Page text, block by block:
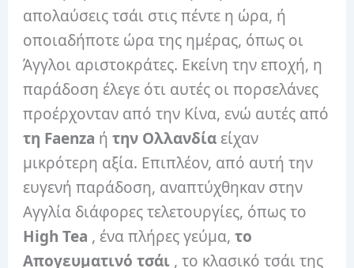
απολαύσεις τσάι στις πέντε η ώρα, ή
οποιαδήποτε ώρα της ημέρας, όπως οι
Άγγλοι αριστοκράτες. Εκείνη την εποχή, η
παράδοση έλεγε ότι αυτές οι πορσελάνες
προέρχονταν από την Κίνα, ενώ αυτές από
τη Faenza ήτην Ολλανδία είχαν
μικρότερη αξία. Επιπλέον, από αυτή την
ευγενή παράδοση, αναπτύχθηκαν στην
Αγγλία διάφορες τελετουργίες, όπως το
High Tea , ένα πλήρες γεύμα,το
Απογευματινό τσάι , το κλασικό τσάι της